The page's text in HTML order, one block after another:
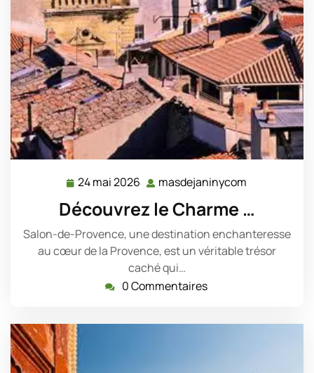
24 mai 2026 24
mai
2026
masdejaninycom
Découvrez le Charme …
Salon-de-Provence, une destination enchanteresse
au cœur de la Provence, est un véritable trésor
caché qui…
0 Commentaires